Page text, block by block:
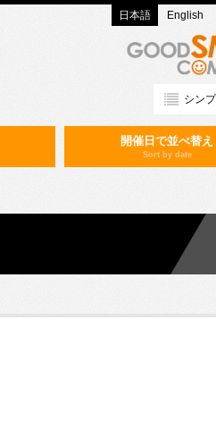
日本語 English
シン
開催日で並べ替え
Sort by date